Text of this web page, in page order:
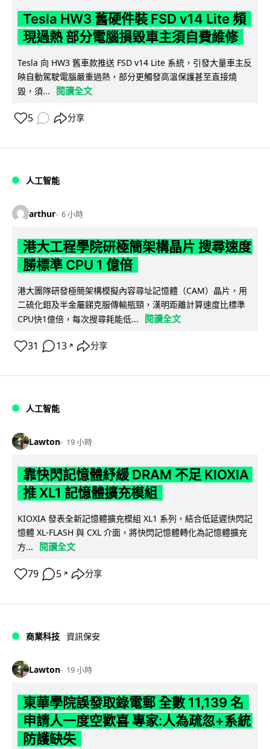
Tesla HW3 舊硬件裝 FSD v14 Lite 頻
現過熱 部分電腦損毀車主須自費維修
Tesla 向 HW3 舊車款推送 FSD v14 Lite 系統，引發大量車主反
映自動駕駛電腦嚴重過熱，部分更觸發高溫保護甚至直接燒
毀，須...
閱讀全文
5 分享
人工智能
arthur 6 小時
港大工程學院研極簡架構晶片 搜尋速度
勝標準 CPU 1 億倍
港大團隊研發極簡架構模擬內容尋址記憶體（CAM）晶片，用
二硫化鉬及半金屬銻克服傳輸瓶頸，漢明距離計算速度比標準
CPU快1億倍，每次搜尋耗能低...
閱讀全文
31 13 ↗ 分享
人工智能
Lawton 19 小時
靠快閃記憶體紓緩 DRAM 不足 KIOXIA
推 XL1 記憶體擴充模組
KIOXIA 發表全新記憶體擴充模組 XL1 系列，結合低延遲快閃記
憶體 XL-FLASH 與 CXL 介面，將快閃記憶體轉化為記憶體擴充
方...
閱讀全文
79 5 ↗ 分享
商業科技 資訊保安
Lawton 19 小時
東華學院誤發取錄電郵 全數 11,139 名
申請人一度空歡喜 專家:人為疏忽+系統
防護缺失